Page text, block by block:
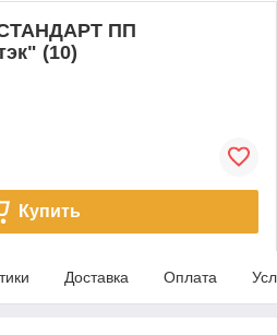
СТАНДАРТ ПП
(10)
Купить
Доставка Оплата